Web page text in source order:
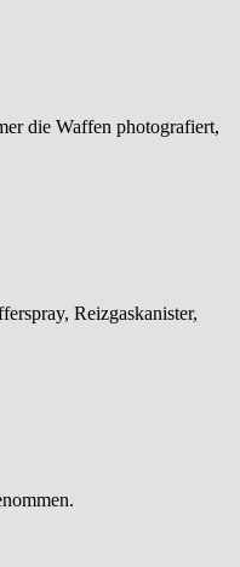
die Waffen photografiert,
Reizgaskanister,